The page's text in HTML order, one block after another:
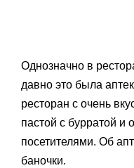
Однозначно в
давно это была
ресторан с очень
пастой с бурратой и
посетителями. Об
баночки.